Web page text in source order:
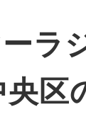
ラ
区